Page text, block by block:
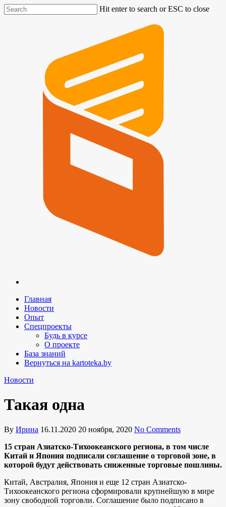
Hit enter to search or ESC to close
Главная
Новости
Опыт
Спецпроекты
Будь в курсе
О проекте
База знаний
Вернуться на kartoteka.by
Новости
Такая одна
By Ирина 16.11.2020 20 ноября, 2020 No Comments
15 стран Азиатско-Тихоокеанского региона, в том числе
Китай и Япония подписали соглашение о торговой зоне, в
которой будут действовать сниженные торговые пошлины.
Китай, Австралия, Япония и еще 12 стран Азиатско-
Тихоокеанского региона сформировали крупнейшую в мире
зону свободной торговли. Соглашение было подписано в